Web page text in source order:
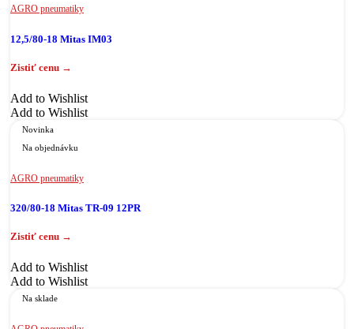
AGRO pneumatiky
12,5/80-18 Mitas IM03
Add to Wishlist
Add to Wishlist
Novinka
Na objednávku
AGRO pneumatiky
320/80-18 Mitas TR-09 12PR
Add to Wishlist
Add to Wishlist
Na sklade